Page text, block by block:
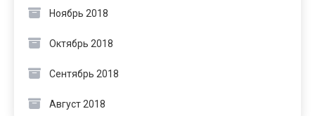
Ноябрь 2018
Октябрь 2018
Сентябрь 2018
Август 2018